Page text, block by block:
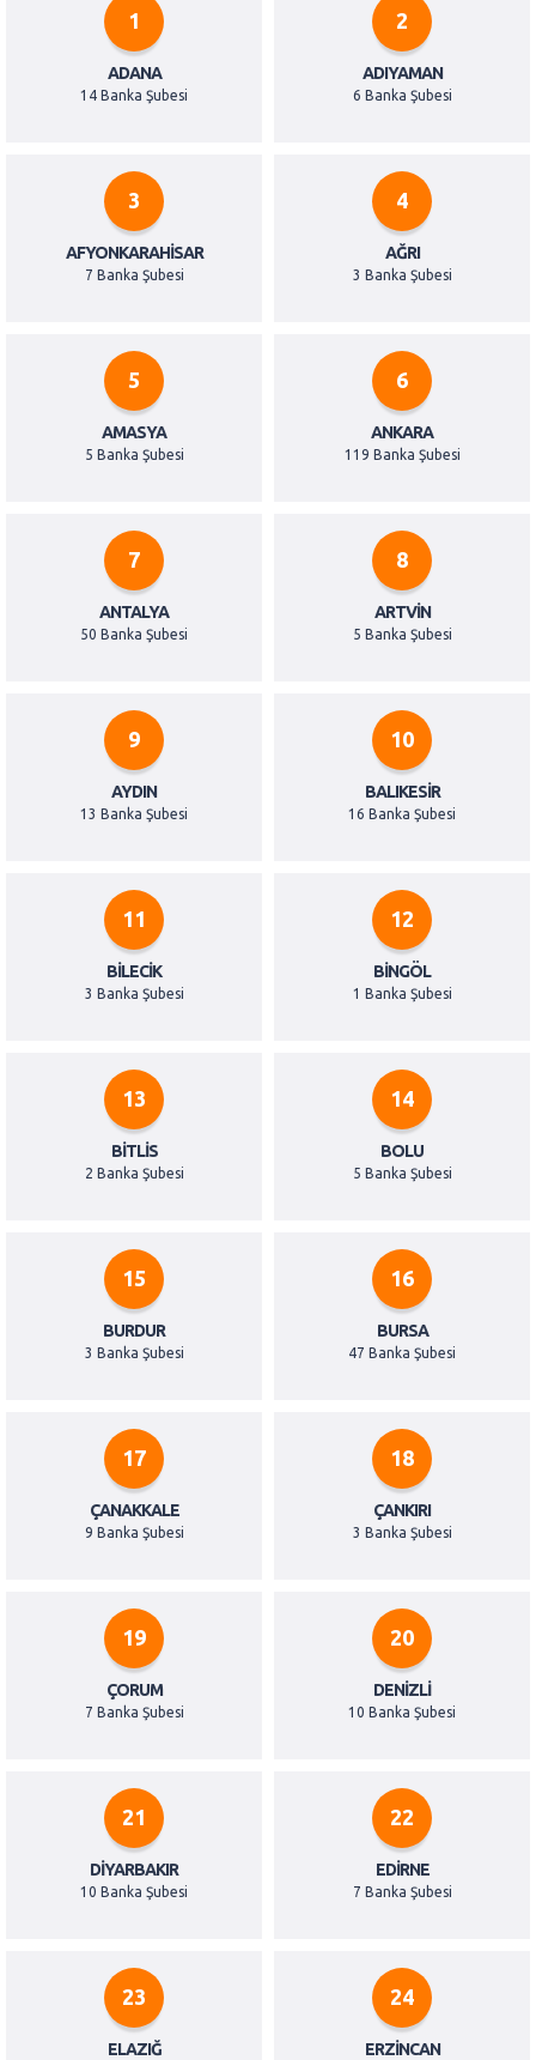
1
ADANA
14 Banka Şubesi
2
ADIYAMAN
6 Banka Şubesi
3
AFYONKARAHISAR
7 Banka Şubesi
4
AĞRI
3 Banka Şubesi
5
AMASYA
5 Banka Şubesi
6
ANKARA
119 Banka Şubesi
7
ANTALYA
50 Banka Şubesi
8
ARTVIN
5 Banka Şubesi
9
AYDIN
13 Banka Şubesi
10
BALIKESIR
16 Banka Şubesi
11
BILECIK
3 Banka Şubesi
12
BINGÖL
1 Banka Şubesi
13
BITLIS
2 Banka Şubesi
14
BOLU
5 Banka Şubesi
15
BURDUR
3 Banka Şubesi
16
BURSA
47 Banka Şubesi
17
ÇANAKKALE
9 Banka Şubesi
18
ÇANKIRI
3 Banka Şubesi
19
ÇORUM
7 Banka Şubesi
20
DENIZLI
10 Banka Şubesi
21
DIYARBAKIR
10 Banka Şubesi
22
EDIRNE
7 Banka Şubesi
23
ELAZIĞ
24
ERZINCAN